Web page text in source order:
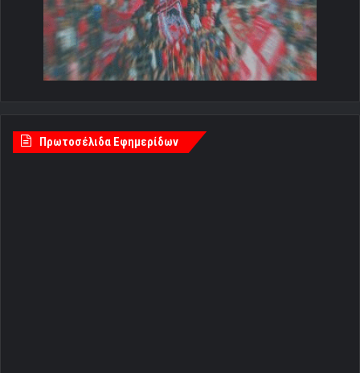
Πρωτοσέλιδα Εφημερίδων